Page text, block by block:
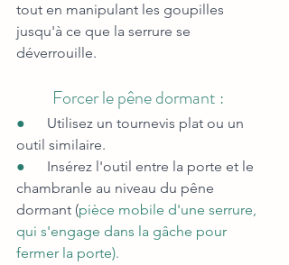
tout en manipulant les goupilles
jusqu'à ce que la serrure se
déverrouille.
Forcer le pêne dormant :
● Utilisez un tournevis plat ou un
outil similaire.
● Insérez l'outil entre la porte et le
chambranle au niveau du pêne
dormant (pièce mobile d'une serrure,
qui s'engage dans la gâche pour
fermer la porte).